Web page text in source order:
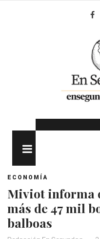
ECONOMÍA
Miviot informa
más de 47 mil
balboas